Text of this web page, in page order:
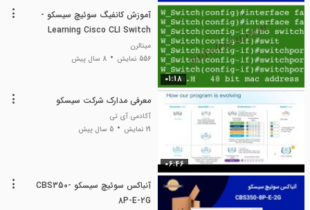
01:18
آموزش کانفیگ سوئیچ سیسکو -
Learning Cisco CLI Switch
Configuration - میتالرن - لیندا
میتالرن
556 نمایش
8 سال پیش
06:46
معرفی مدارک شرکت سیسکو
آکادمی آی تی
21 نمایش
5 سال پیش
آنباکس سوئیچ سیسکو CBS350-
8P-E-2G